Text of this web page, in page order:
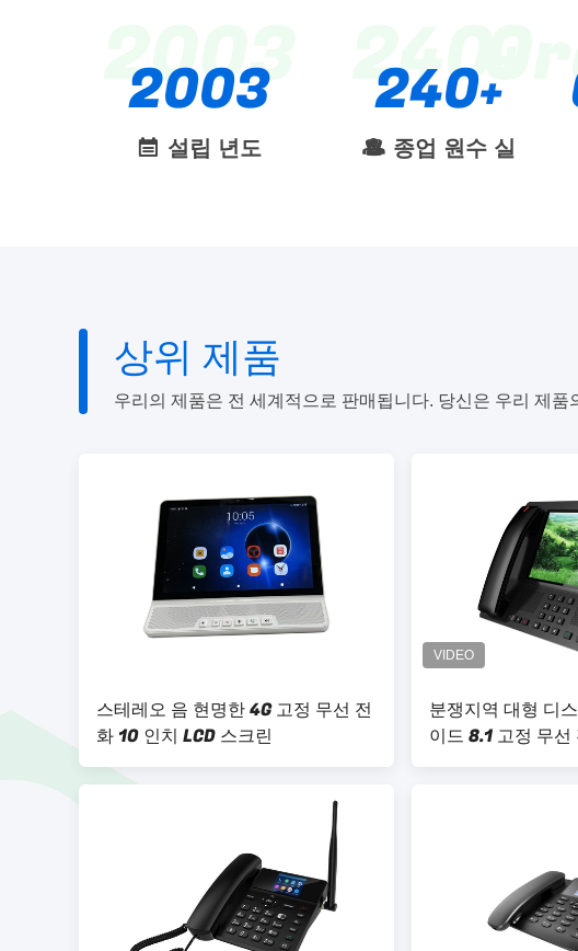
2003
2003
설립 년도
240
240
종업 원수 실
상위 제품
우리의 제품은 전 세계적으로 판매됩니다. 당신은 우리 제품
스테레오 음 현명한 4G 고정 무선 전
화 10 인치 LCD 스크린
분쟁지역 대형 디
이드 8.1 고정 무선